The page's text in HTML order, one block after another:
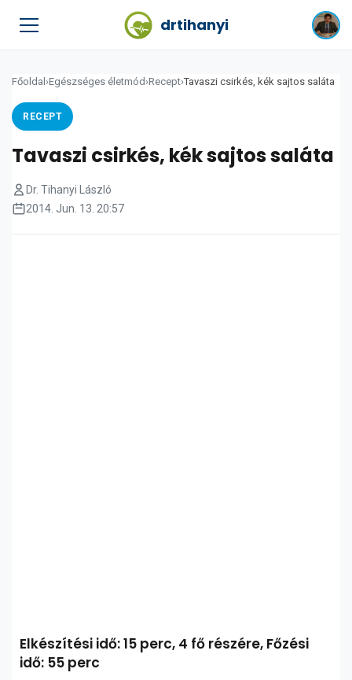
drtihanyi
Főoldal ›Egészséges életmód ›Recept›Tavaszi csirkés, kék sajtos saláta
RECEPT
Tavaszi csirkés, kék sajtos saláta
Dr. Tihanyi László
2014. Jun. 13. 20:57
Elkészítési idő: 15 perc, 4 fő részére, Főzési
idő: 55 perc